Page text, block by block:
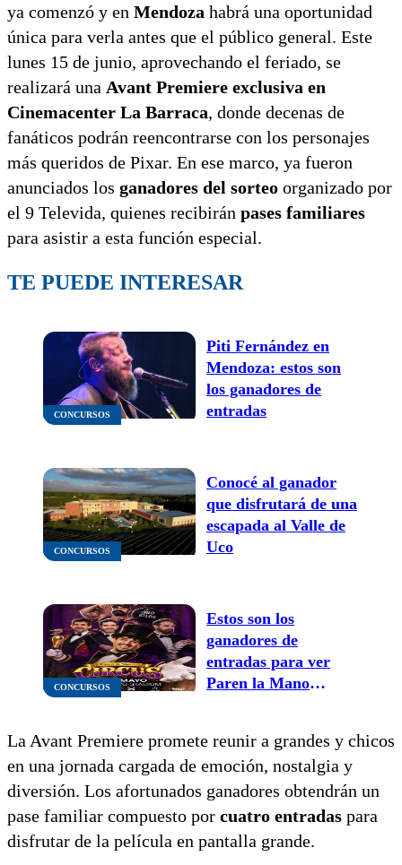
ya comenzó y en Mendoza habrá una oportunidad
única para verla antes que el público general. Este
lunes 15 de junio, aprovechando el feriado, se
realizará una Avant Premiere exclusiva en
Cinemacenter La Barraca, donde decenas de
fanáticos podrán reencontrarse con los personajes
más queridos de Pixar. En ese marco, ya fueron
anunciados los ganadores del sorteo organizado por
el 9 Televida, quienes recibirán pases familiares
para asistir a esta función especial.
TE PUEDE INTERESAR
CONCURSOS
Piti Fernández en
Mendoza: estos son
los ganadores de
entradas
CONCURSOS
Conocé al ganador
que disfrutará de una
escapada al Valle de
Uco
CONCURSOS
Estos son los
ganadores de
entradas para ver
Paren la Mano
La Avant Premiere promete reunir a grandes y chicos
en una jornada cargada de emoción, nostalgia y
diversión. Los afortunados ganadores obtendrán un
pase familiar compuesto por cuatro entradas para
disfrutar de la película en pantalla grande.